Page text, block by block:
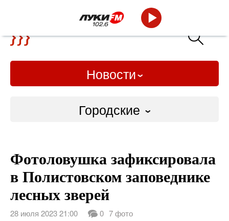
Новости
Городские
Слово Дело
Народные
ВТРК
Фотоловушка зафиксировала
в Полистовском заповеднике
лесных зверей
28 июля 2023 21:00 0 7 фото